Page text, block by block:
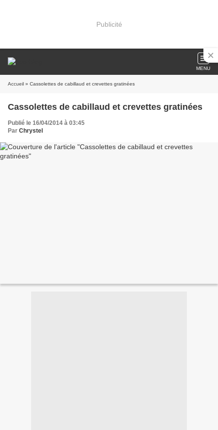
Publicité
MENU
Accueil » Cassolettes de cabillaud et crevettes gratinées
Cassolettes de cabillaud et crevettes gratinées
Publié le 16/04/2014 à 03:45
Par Chrystel